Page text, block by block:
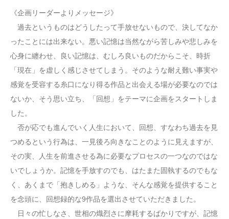
《企画リーダーよりメッセージ》
過去というものはどうしたって手放せないもので、決してなか
ったことには出来ない。悪い記憶は当然ながら苦しみや悲しみを
心身に纏わせ、良い記憶は、むしろ良いものだからこそ、時折
「現在」を虚しく感じさせてしまう。そのような耐え難い事実や
感覚を受容する糸口になり得る作品と出会える場が必要なのでは
ないか、そう思い立ち、「回想」をテーマに企画をスタートしま
した。
否が応でも進んでいく人生において、回想、すなわち過去を見
つめるという行為は、一見後ろ向きなことのように見えますが、
その実、人生を前進させる為に必要なプロセスの一つなのではな
いでしょうか。記憶を手放すのでも、はたまた固執するのでもな
く、あくまで「抱きしめる」ような、そんな感覚を提供すること
を念頭に、回想録的な9作品を選出させていただきました。
日々の忙しなさ、世相の熾烈さに摩耗するばかりですが、記憶